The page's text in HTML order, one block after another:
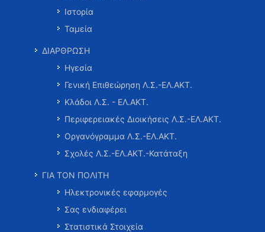
Ιστορία
Ταμεία
ΔΙΑΡΘΡΩΣΗ
Ηγεσία
Γενική Επιθεώρηση Λ.Σ.-ΕΛ.ΑΚΤ.
Κλάδοι Λ.Σ. - ΕΛ.ΑΚΤ.
Περιφερειακές Διοικήσεις Λ.Σ.-ΕΛ.ΑΚΤ.
Οργανόγραμμα Λ.Σ.-ΕΛ.ΑΚΤ.
Σχολές Λ.Σ.-ΕΛ.ΑΚΤ.-Κατάταξη
ΓΙΑ ΤΟΝ ΠΟΛΙΤΗ
Ηλεκτρονικές εφαρμογές
Σας ενδιαφέρει
Στατιστικά Στοιχεία